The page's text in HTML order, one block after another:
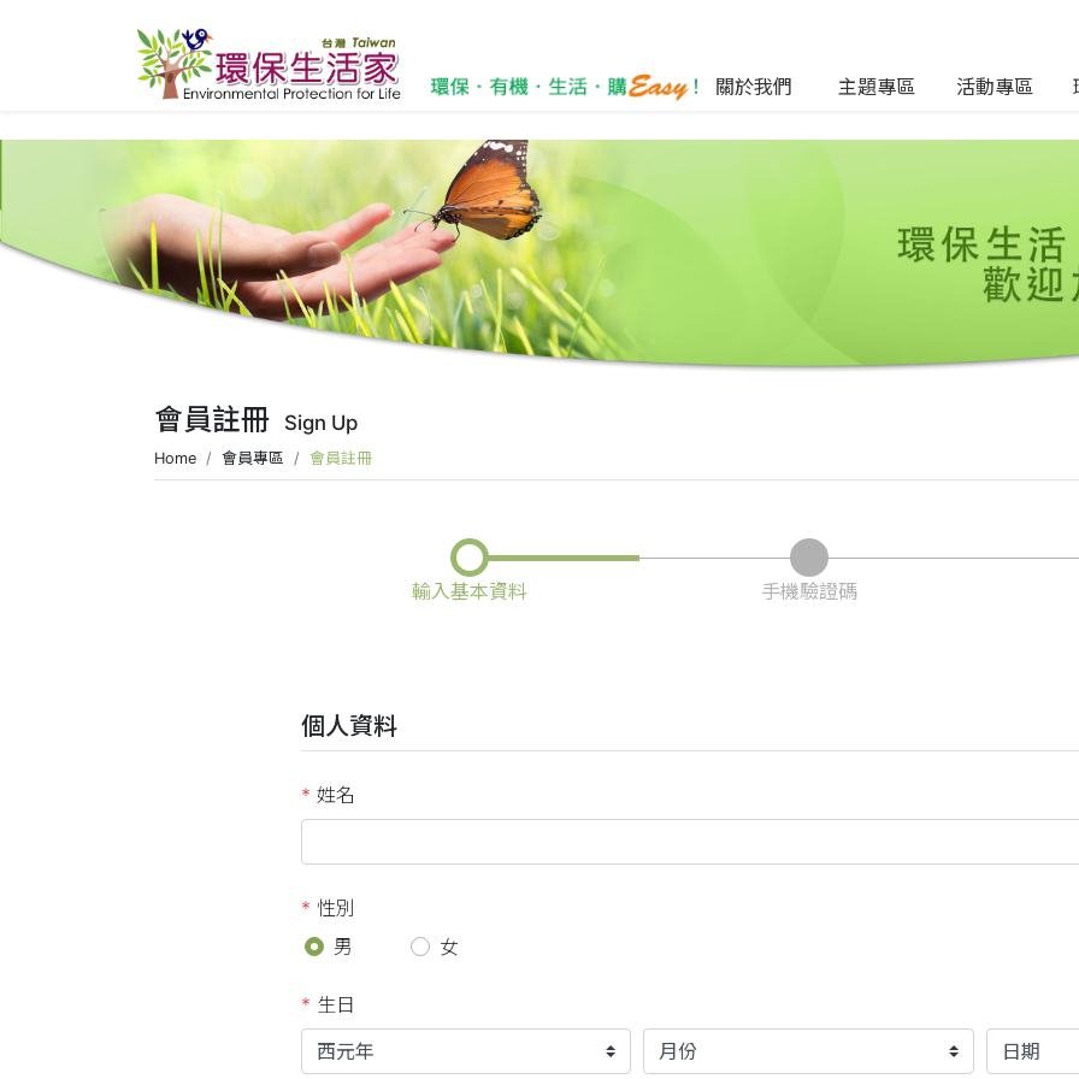
關於我們 主題專區 活動專區
會員註冊 Sign Up
Home 會員專區 會員註冊
輸入基本資料 手機驗證碼
個人資料
* 姓名
* 性別
男
女
* 生日